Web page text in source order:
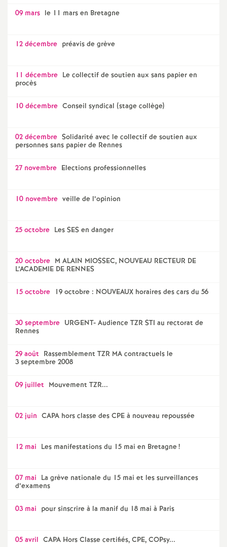
09 mars le 11 mars en Bretagne
12 décembre préavis de grève
11 décembre Le collectif de soutien aux sans papier en
procès
10 décembre Conseil syndical (stage collège)
02 décembre Solidarité avec le collectif de soutien aux
personnes sans papier de Rennes
27 novembre Elections professionnelles
10 novembre veille de l’opinion
25 octobre Les SES en danger
20 octobre M ALAIN MIOSSEC, NOUVEAU RECTEUR DE
L’ACADEMIE DE RENNES
15 octobre 19 octobre : NOUVEAUX horaires des cars du 56
30 septembre URGENT- Audience TZR STI au rectorat de
Rennes
29 août Rassemblement TZR MA contractuels le
3 septembre 2008
09 juillet Mouvement TZR...
02 juin CAPA hors classe des CPE à nouveau repoussée
12 mai Les manifestations du 15 mai en Bretagne!
07 mai La grève nationale du 15 mai et les surveillances
d’examens
03 mai pour sinscrire à la manif du 18 mai à Paris
05 avril CAPA Hors Classe certifiés, CPE, COPsy...